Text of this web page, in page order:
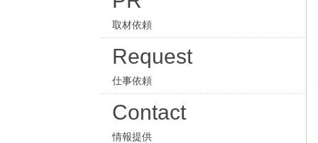
取材依頼
Request
仕事依頼
Contact
情報提供